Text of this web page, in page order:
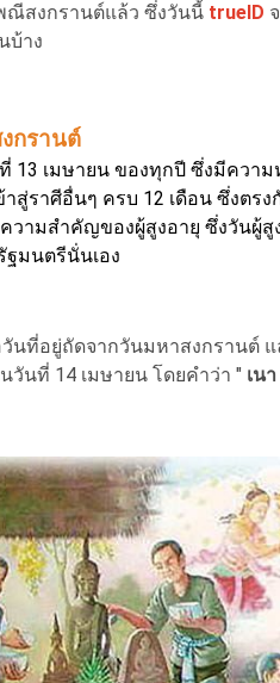
ณีสงกรานต์แล้ว ซึ่งวันนี้ trueID
บ้าง
กรานต์
13 เมษายน ของทุกปี ซึ่งมีควา
าสู่ราศีอื่นๆ ครบ 12 เดือน ซึ่งตร
ความสำคัญของผู้สูงอายุ ซึ่งวันผู้
ฐมนตรีนั่นเอง
วันที่อยู่ถัดจากวันมหาสงกรานต์
วันที่ 14 เมษายน โดยคำว่า " เนา